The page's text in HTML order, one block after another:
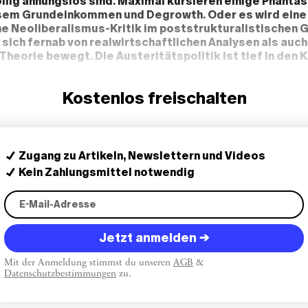
Grundeinkommen und Degrowth. Oder es wird eine
Neoliberalismus-Kritik im poststrukturalistischen
fernab von realwirtschaftlichen Analysen als auch
bewegt. Die Austeritätspolitik ist tief in den
Gewalt die fünfte, die ebenfalls zur
Kostenlos freischalten
Zugang zu Artikeln, Newslettern und Videos
Kein Zahlungsmittel notwendig
Jetzt anmelden →
Mit der Anmeldung stimmst du unseren AGB &
Datenschutzbestimmungen zu.